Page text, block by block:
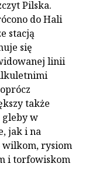
Pilska.
do Hali
stacją
się
linii
także
gleby w
jak i na
wilkom, rysiom
i torfowiskom